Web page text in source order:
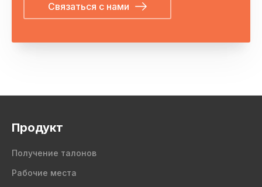
Связаться с нами
Продукт
Получение талонов
Рабочие места